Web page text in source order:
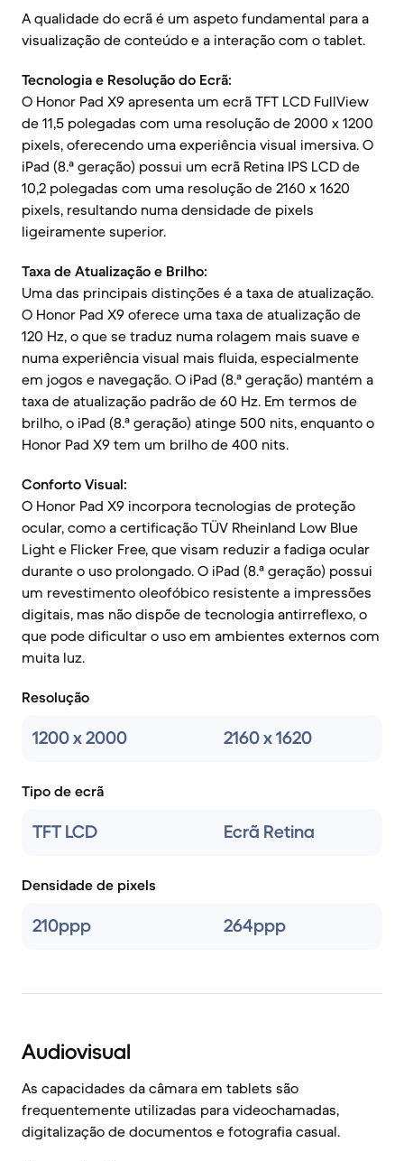
A qualidade do ecrã é um aspeto fundamental para a
visualização de conteúdo e a interação com o tablet.
Tecnologia e Resolução do Ecrã:
O Honor Pad X9 apresenta um ecrã TFT LCD FullView
de 11,5 polegadas com uma resolução de 2000 x 1200
pixels, oferecendo uma experiência visual imersiva. O
iPad (8.ª geração) possui um ecrã Retina IPS LCD de
10,2 polegadas com uma resolução de 2160 x 1620
pixels, resultando numa densidade de pixels
ligeiramente superior.
Taxa de Atualização e Brilho:
Uma das principais distinções é a taxa de atualização.
O Honor Pad X9 oferece uma taxa de atualização de
120 Hz, o que se traduz numa rolagem mais suave e
numa experiência visual mais fluida, especialmente
em jogos e navegação. O iPad (8.ª geração) mantém a
taxa de atualização padrão de 60 Hz. Em termos de
brilho, o iPad (8.ª geração) atinge 500 nits, enquanto o
Honor Pad X9 tem um brilho de 400 nits.
Conforto Visual:
O Honor Pad X9 incorpora tecnologias de proteção
ocular, como a certificação TÜV Rheinland Low Blue
Light e Flicker Free, que visam reduzir a fadiga ocular
durante o uso prolongado. O iPad (8.ª geração) possui
um revestimento oleofóbico resistente a impressões
digitais, mas não dispõe de tecnologia antirreflexo, o
que pode dificultar o uso em ambientes externos com
muita luz.
Resolução
1200 x 2000 2160 x 1620
Tipo de ecrã
TFT LCD Ecrã Retina
Densidade de pixels
210ppp 264ppp
Audiovisual
As capacidades da câmara em tablets são
frequentemente utilizadas para videochamadas,
digitalização de documentos e fotografia casual.